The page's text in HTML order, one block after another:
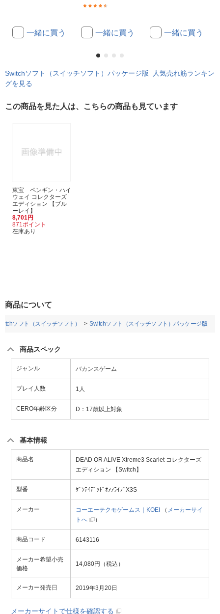
一緒に買う 一緒に買う 一緒に買う
Switchソフト（スイッチソフト）パッケージ版 人気売れ筋ランキン
グを見る
この商品を見た人は、こちらの商品も見ています
東宝 ペンギン・ハイ
ウェイ コレクターズ
エディション 【ブル
ーレイ】
8,701円
871ポイント
在庫あり
商品について
ソフト（スイッチソフト） Switchソフト（スイッチソフト）パッケージ版
商品スペック
ジャンル バカンスゲーム
プレイ人数 1人
CERO年齢区分 D：17歳以上対象
基本情報
商品名
DEAD OR ALIVE Xtreme3 Scarlet コレクターズ
エディション 【Switch】
型番 ｹﾞﾝﾃｲﾃﾞｯﾄﾞｵｱｱﾗｲﾌﾞX3S
メーカー コーエーテクモゲームス｜KOEI （ メーカーサイ
トへ
）
商品コード 6143116
メーカー希望小売
価格
14,080円（税込）
メーカー発売日 2019年3月20日
メーカーサイトで仕様を確認する